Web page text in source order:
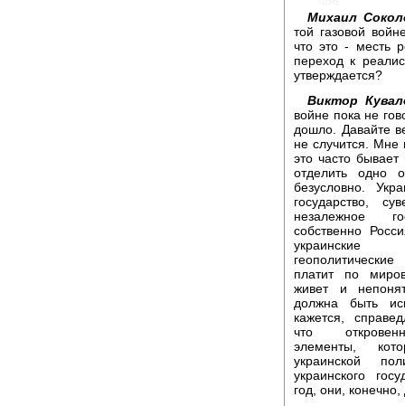
Михаил
той газовой
что это - месть
переход к
утверждается?
Виктор
войне пока не
дошло. Давайте
не случится. Мне
это часто
отделить одно
безусловно.
государство,
незалежное
собственно
украинские
платит по
живет и
должна быть
кажется,
что
элементы,
украинской
украинского
год, они,